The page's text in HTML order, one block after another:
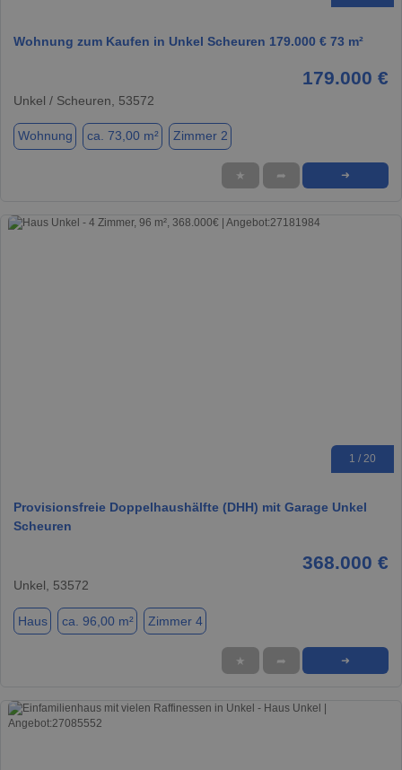
Wohnung zum Kaufen in Unkel Scheuren 179.000 € 73 m²
179.000 €
Unkel / Scheuren, 53572
Wohnung ca. 73,00 m² Zimmer 2
★ ➦ ➜
1 / 20
Provisionsfreie Doppelhaushälfte (DHH) mit Garage Unkel
Scheuren
368.000 €
Unkel, 53572
Haus ca. 96,00 m² Zimmer 4
★ ➦ ➜